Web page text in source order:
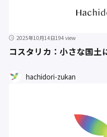
2025年10月14日194 view
コスタリカ：小さな国土
hachidori-zukan